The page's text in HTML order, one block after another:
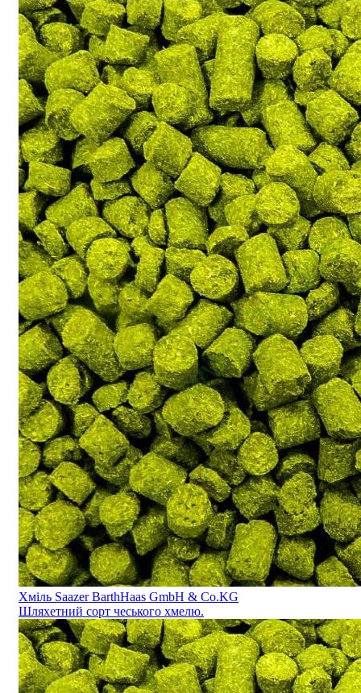
Хміль Saazer BarthHaas GmbH & Co.KG
Шляхетний сорт чеського хмелю.